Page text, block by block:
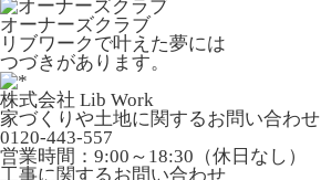
オーナーズクラブ
リブワークで叶えた夢には
つづきがあります。
株式会社 Lib Work
家づくりや土地に関するお問い合わせ
0120-443-557
営業時間：9:00～18:30（休日なし）
工事に関するお問い合わせ